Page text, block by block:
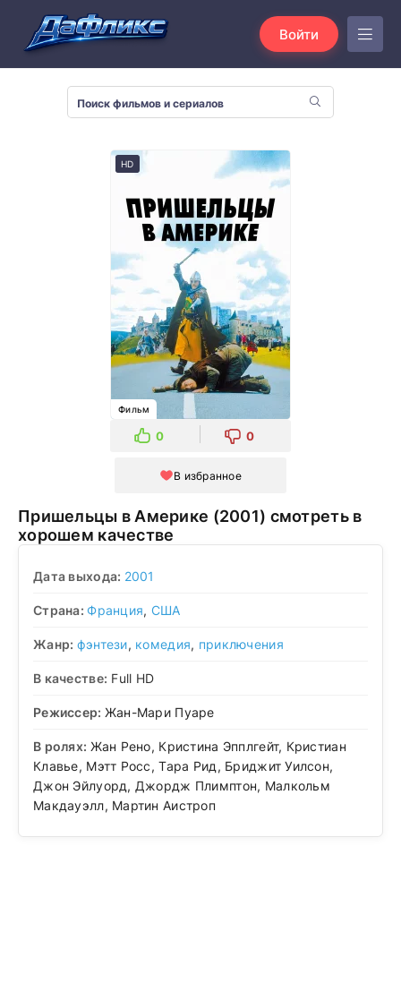
Войти
HD
Фильм
0 0
В избранное
Пришельцы в Америке (2001) смотреть в
хорошем качестве
Дата выхода: 2001
Страна:Франция, США
Жанр: фэнтези, комедия, приключения
В качестве: Full HD
Режиссер: Жан-Мари Пуаре
В ролях: Жан Рено, Кристина Эпплгейт, Кристиан
Клавье, Мэтт Росс, Тара Рид, Бриджит Уилсон,
Джон Эйлуорд, Джордж Плимптон, Малкольм
Макдауэлл, Мартин Аистроп